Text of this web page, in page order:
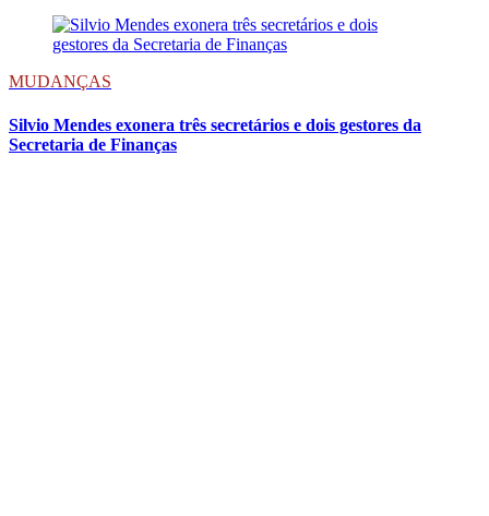
MUDANÇAS
Silvio Mendes exonera três secretários e dois gestores da
Secretaria de Finanças